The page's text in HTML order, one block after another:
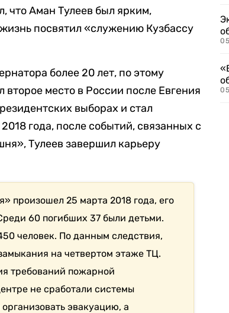
что Аман Тулеев был ярким,
посвятил «служению Кузбассу
более 20 лет, по этому
место в России после Евгения
выборах и стал
года, после событий, связанных с
Тулеев завершил карьеру
произошел 25 марта 2018 года, его
60 погибших 37 были детьми.
человек. По данным следствия,
на четвертом этаже ТЦ.
требований пожарной
не сработали системы
эвакуацию, а